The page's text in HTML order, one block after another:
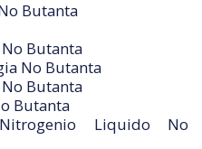
Butanta
Butanta
No Butanta
Butanta
Butanta
Liquido No